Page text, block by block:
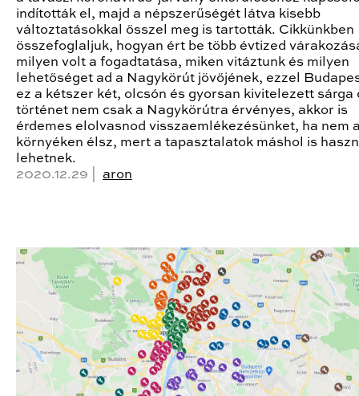
indították el, majd a népszerűségét látva kisebb
változtatásokkal ősszel meg is tartották. Cikkünkben
összefoglaljuk, hogyan ért be több évtized
milyen volt a fogadtatása, miken vitáztunk és milyen
lehetőséget ad a Nagykörút jövőjének, ezzel
ez a kétszer két, olcsón és gyorsan kivitelezett sárga
történet nem csak a Nagykörútra érvényes, akkor is
érdemes elolvasnod visszaemlékezésünket, ha nem
környéken élsz, mert a tapasztalatok máshol is
lehetnek.
2020.12.29 | aron